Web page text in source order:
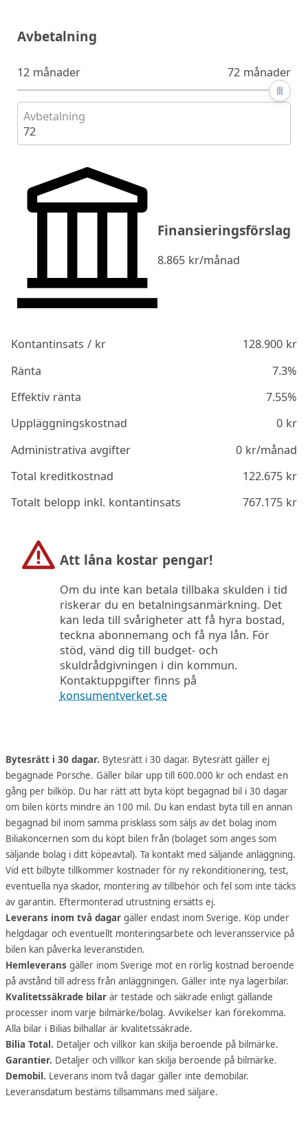
Avbetalning
12 månader 72 månader
Avbetalning
72
Finansieringsförslag
8.865 kr/månad
Kontantinsats / kr 128.900kr
Ränta
7.3%
Effektiv ränta
7.55%
Uppläggningskostnad
0kr
Administrativa avgifter
0kr/månad
Total kreditkostnad
122.675kr
Totalt belopp inkl. kontantinsats
767.175kr
Att låna kostar pengar!
Om du inte kan betala tillbaka skulden i tid
riskerar du en betalningsanmärkning. Det
kan leda till svårigheter att få hyra bostad,
teckna abonnemang och få nya lån. För
stöd, vänd dig till budget- och
skuldrådgivningen i din kommun.
Kontaktuppgifter finns på
konsumentverket.se
Bytesrätt i 30 dagar. Bytesrätt i 30 dagar. Bytesrätt gäller ej
begagnade Porsche. Gäller bilar upp till 600.000 kr och endast en
gång per bilköp. Du har rätt att byta köpt begagnad bil i 30 dagar
om bilen körts mindre än 100 mil. Du kan endast byta till en annan
begagnad bil inom samma prisklass som säljs av det bolag inom
Biliakoncernen som du köpt bilen från (bolaget som anges som
säljande bolag i ditt köpeavtal). Ta kontakt med säljande anläggning.
Vid ett bilbyte tillkommer kostnader för ny rekonditionering, test,
eventuella nya skador, montering av tillbehör och fel som inte täcks
av garantin. Eftermonterad utrustning ersätts ej.
Leverans inom två dagar gäller endast inom Sverige. Köp under
helgdagar och eventuellt monteringsarbete och leveransservice på
bilen kan påverka leveranstiden.
Hemleverans gäller inom Sverige mot en rörlig kostnad beroende
på avstånd till adress från anläggningen. Gäller inte nya lagerbilar.
Kvalitetssäkrade bilar är testade och säkrade enligt gällande
processer inom varje bilmärke/bolag. Avvikelser kan förekomma.
Alla bilar i Bilias bilhallar är kvalitetssäkrade.
Bilia Total. Detaljer och villkor kan skilja beroende på bilmärke.
Garantier. Detaljer och villkor kan skilja beroende på bilmärke.
Demobil. Leverans inom två dagar gäller inte demobilar.
Leveransdatum bestäms tillsammans med säljare.